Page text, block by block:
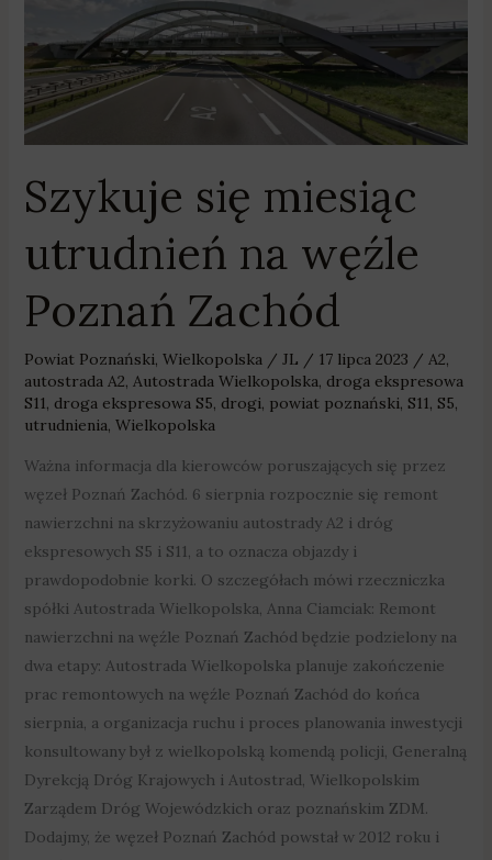
Szykuje się miesiąc
utrudnień na węźle
Poznań Zachód
Powiat Poznański, Wielkopolska/ JL / 17 lipca 2023 / A2,
autostrada A2, Autostrada Wielkopolska, droga ekspresowa
S11, droga ekspresowa S5, drogi, powiat poznański, S11, S5,
utrudnienia, Wielkopolska
Ważna informacja dla kierowców poruszających się przez
węzeł Poznań Zachód. 6 sierpnia rozpocznie się remont
nawierzchni na skrzyżowaniu autostrady A2 i dróg
ekspresowych S5 i S11, a to oznacza objazdy i
prawdopodobnie korki. O szczegółach mówi rzeczniczka
spółki Autostrada Wielkopolska, Anna Ciamciak: Remont
nawierzchni na węźle Poznań Zachód będzie podzielony na
dwa etapy: Autostrada Wielkopolska planuje zakończenie
prac remontowych na węźle Poznań Zachód do końca
sierpnia, a organizacja ruchu i proces planowania inwestycji
konsultowany był z wielkopolską komendą policji, Generalną
Dyrekcją Dróg Krajowych i Autostrad, Wielkopolskim
Zarządem Dróg Wojewódzkich oraz poznańskim ZDM.
Dodajmy, że węzeł Poznań Zachód powstał w 2012 roku i
miesiąc
utrudnień
na
węźle
Zachód